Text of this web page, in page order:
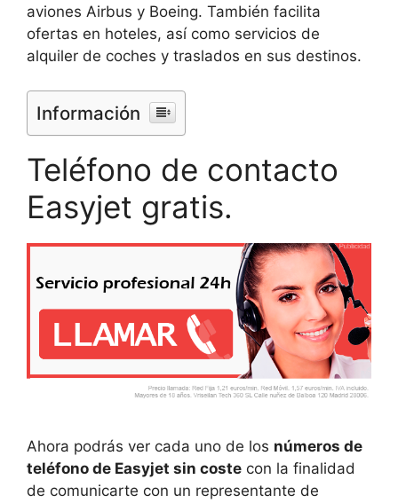
aviones Airbus y Boeing. También facilita
ofertas en hoteles, así como servicios de
alquiler de coches y traslados en sus destinos.
Información
Teléfono de contacto
Easyjet gratis.
Ahora podrás ver cada uno de los números de
teléfono de Easyjet sin coste con la finalidad
de comunicarte con un representante de